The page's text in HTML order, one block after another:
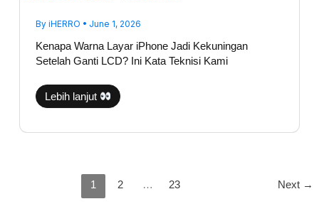
By iHERRO • June 1, 2026
Kenapa Warna Layar iPhone Jadi Kekuningan
Setelah Ganti LCD? Ini Kata Teknisi Kami
Kekuningan
Ganti
LCD?
Ini
Teknisi
Kami
Lebih lanjut
1 2 … 23 Next →